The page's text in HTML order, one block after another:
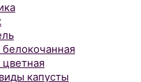
белокочанная
цветная
капусты